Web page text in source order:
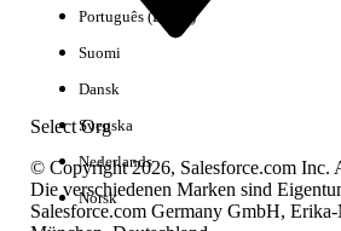
Keine
Select Org
Português (Brasil)
Suomi
Dansk
Svenska
Nederlands
Norsk
© Copyright 2026, Salesforce.com Inc.
Die verschiedenen Marken sind
Salesforce.com Germany GmbH,